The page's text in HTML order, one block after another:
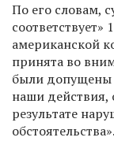
По его словам,
соответствует»
американской
принята во
были допущены
наши действия,
результате
обстоятельства».